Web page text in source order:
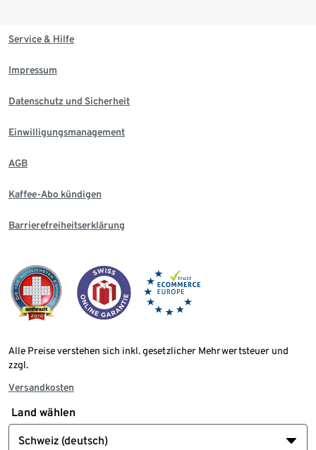
Service & Hilfe
Impressum
Datenschutz und Sicherheit
Einwilligungsmanagement
AGB
Kaffee-Abo kündigen
Barrierefreiheitserklärung
Alle Preise verstehen sich inkl. gesetzlicher Mehrwertsteuer und
zzgl.
Versandkosten
Land wählen
Schweiz (deutsch)